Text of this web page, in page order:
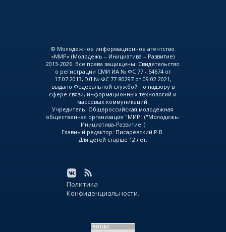
© Молодежное информационное агентство
«МИР» (Молодежь – Инициатива – Развитие)
2013-2026. Все права защищены. Свидетельство
о регистрации СМИ ИА № ФС 77 - 54674 от
17.07.2013, ЭЛ № ФС 77-80297 от 09.02.2021,
выдано Федеральной службой по надзору в
сфере связи, информационных технологий и
массовых коммуникаций.
Учредитель: Общероссийская молодежная
общественная организация "МИР" ("Молодежь-
Инициатива-Развитие")
Главный редактор: Писарёвский Р.В.
Для детей старше 12 лет.
Политика
Конфиденциальности.